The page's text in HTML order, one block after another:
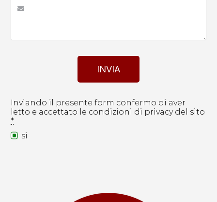
INVIA
Inviando il presente form confermo di aver
letto e accettato le condizioni di privacy del sito
*
si